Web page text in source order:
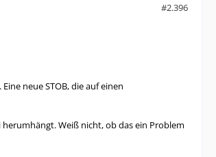
#2.396
neue STOB, die auf einen
Weiß nicht, ob das ein Problem